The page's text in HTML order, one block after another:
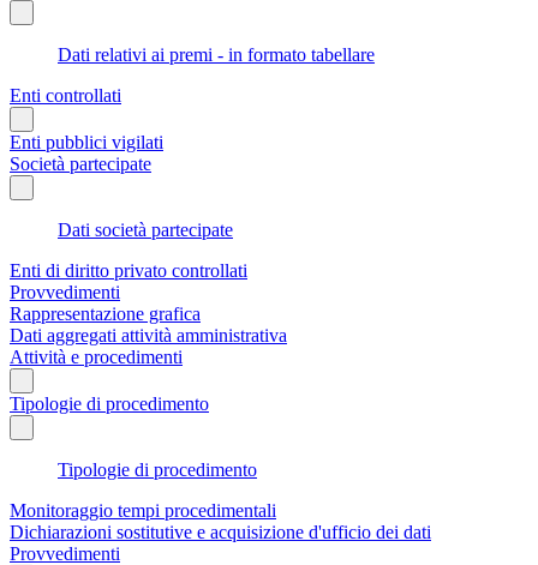
Dati relativi ai premi - in formato tabellare
Enti controllati
Enti pubblici vigilati
Società partecipate
Dati società partecipate
Enti di diritto privato controllati
Provvedimenti
Rappresentazione grafica
Dati aggregati attività amministrativa
Attività e procedimenti
Tipologie di procedimento
Tipologie di procedimento
Monitoraggio tempi procedimentali
Dichiarazioni sostitutive e acquisizione d'ufficio dei dati
Provvedimenti